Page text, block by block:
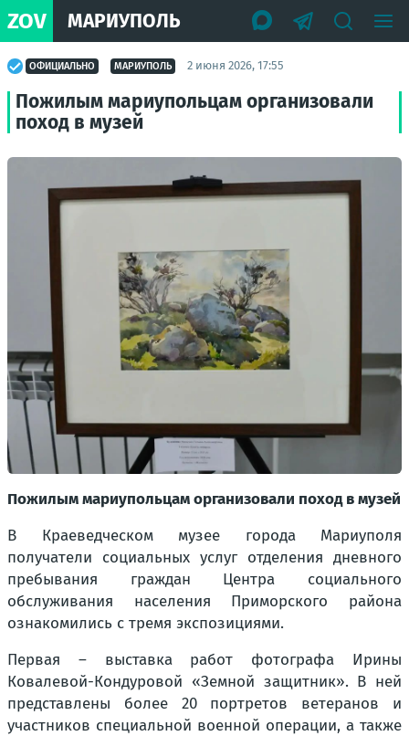
ZOV МАРИУПОЛЬ
ОФИЦИАЛЬНО МАРИУПОЛЬ 2 июня 2026, 17:55
Пожилым мариупольцам организовали
поход в музей
Пожилым мариупольцам организовали поход в музей
В Краеведческом музее города Мариуполя
получатели социальных услуг отделения дневного
пребывания граждан Центра социального
обслуживания населения Приморского района
ознакомились с тремя экспозициями.
Первая – выставка работ фотографа Ирины
Ковалевой-Кондуровой «Земной защитник». В ней
представлены более 20 портретов ветеранов и
участников специальной военной операции, а также